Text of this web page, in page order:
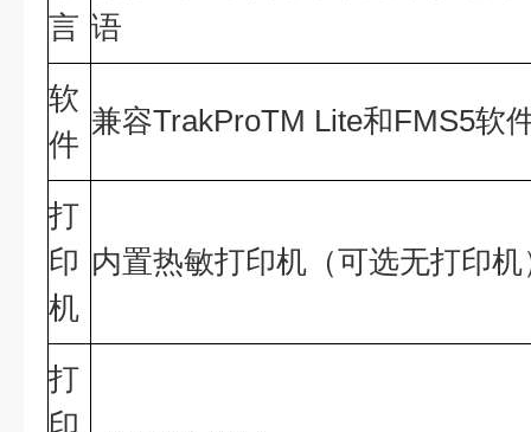
言 语
软
件
兼容TrakProTM Lite和FMS5软
打
印
机
内置热敏打印机（可选无打印机
打
印